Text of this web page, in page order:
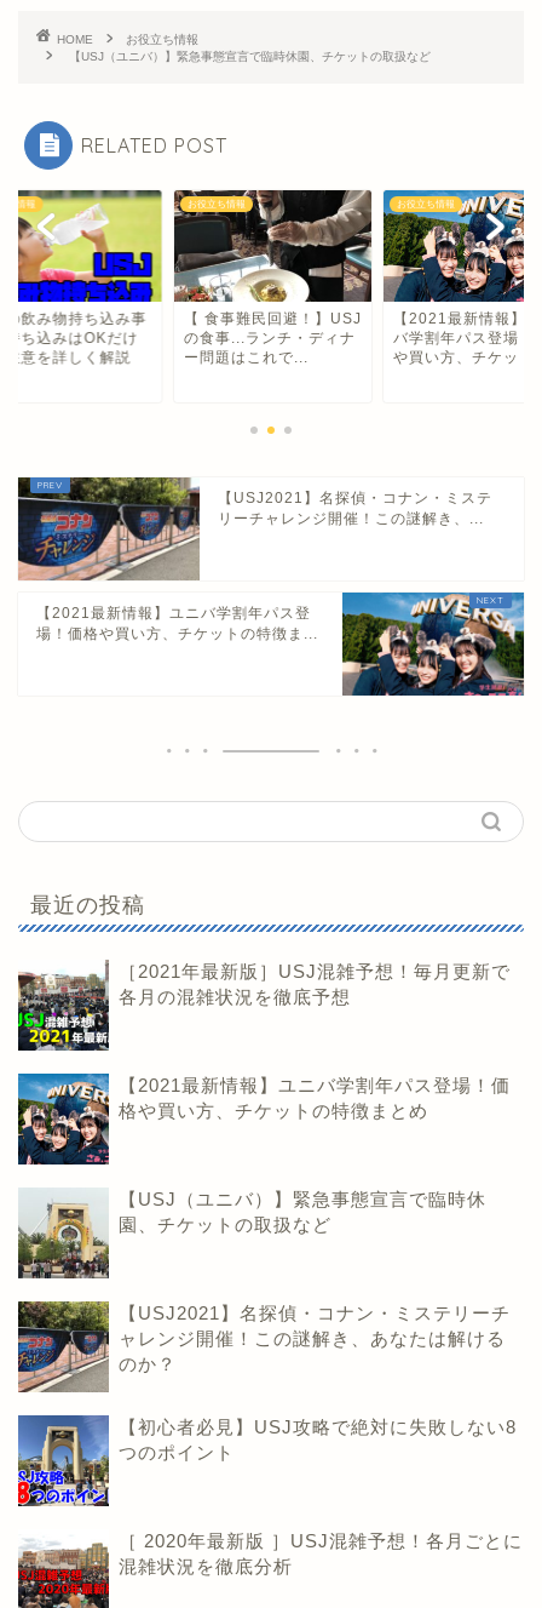
HOME
お役立ち情報
【USJ（ユニバ）】緊急事態宣言で臨時休園、チケットの取扱など
RELATED POST
ち情報
の飲み物持ち込み事
持ち込みはOKだけ
注意を詳しく解説
お役立ち情報
【 食事難民回避！】USJ
の食事...ランチ・ディナ
ー問題はこれで...
お役立ち情報
【2021最新情報】
バ学割年パス登場！
や買い方、チケット
【USJ2021】名探偵・コナン・ミステ
リーチャレンジ開催！この謎解き、...
【2021最新情報】ユニバ学割年パス登
場！価格や買い方、チケットの特徴ま...
最近の投稿
［2021年最新版］USJ混雑予想！毎月更新で
各月の混雑状況を徹底予想
【2021最新情報】ユニバ学割年パス登場！価
格や買い方、チケットの特徴まとめ
【USJ（ユニバ）】緊急事態宣言で臨時休
園、チケットの取扱など
【USJ2021】名探偵・コナン・ミステリーチ
ャレンジ開催！この謎解き、あなたは解ける
のか？
【初心者必見】USJ攻略で絶対に失敗しない8
つのポイント
［ 2020年最新版 ］USJ混雑予想！各月ごとに
混雑状況を徹底分析